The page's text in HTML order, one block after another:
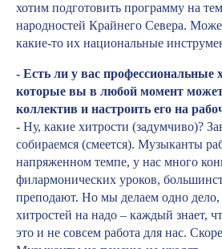
хотим подготовить программу на
народностей Крайнего Севера.
какие-то их национальные
- Есть ли у вас профессиональные
которые вы в любой момент
коллектив и настроить его на
- Ну, какие хитрости (задумчиво)?
собираемся (смеется). Музыканты
напряженном темпе, у нас много
филармонических уроков,
преподают. Но мы делаем одно
хитростей на надо – каждый знает,
это и не совсем работа для нас.